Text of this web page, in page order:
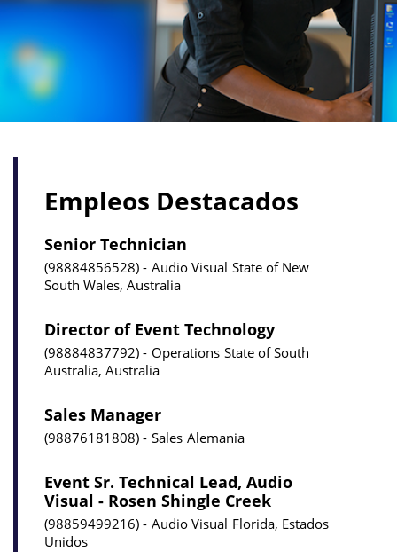
Empleos Destacados
Senior Technician
98884856528 Audio Visual State of New
South Wales, Australia
Director of Event Technology
98884837792 Operations State of South
Australia, Australia
Sales Manager
98876181808 Sales Alemania
Event Sr. Technical Lead, Audio
Visual - Rosen Shingle Creek
98859499216 Audio Visual Florida, Estados
Unidos